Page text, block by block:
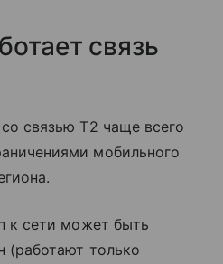
связь
связью T2 чаще всего
мобильного
к сети может быть
(работают только